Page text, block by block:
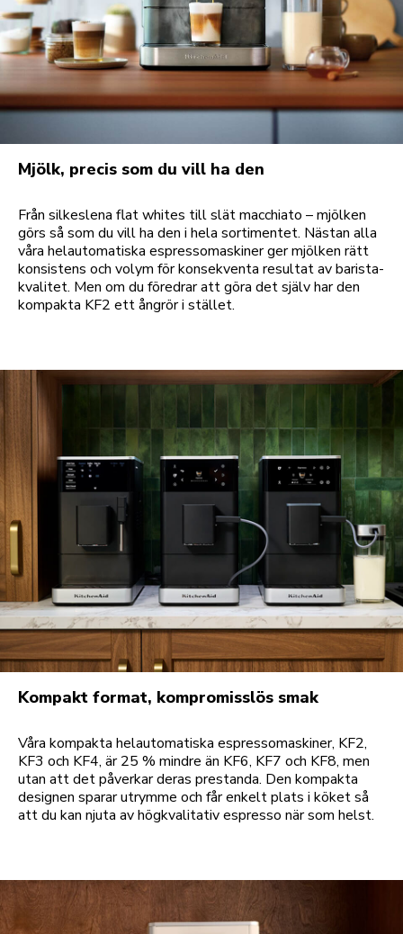
Mjölk, precis som du vill ha den
Från silkeslena flat whites till slät macchiato – mjölken
görs så som du vill ha den i hela sortimentet. Nästan alla
våra helautomatiska espressomaskiner ger mjölken rätt
konsistens och volym för konsekventa resultat av barista-
kvalitet. Men om du föredrar att göra det själv har den
kompakta KF2 ett ångrör i stället.
Kompakt format, kompromisslös smak
Våra kompakta helautomatiska espressomaskiner, KF2,
KF3 och KF4, är 25 % mindre än KF6, KF7 och KF8, men
utan att det påverkar deras prestanda. Den kompakta
designen sparar utrymme och får enkelt plats i köket så
att du kan njuta av högkvalitativ espresso när som helst.